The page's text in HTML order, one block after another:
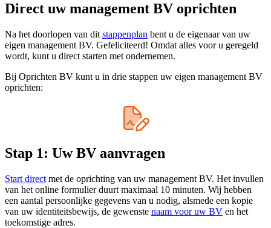
Direct uw management BV oprichten
Na het doorlopen van dit stappenplan bent u de eigenaar van uw
eigen management BV. Gefeliciteerd! Omdat alles voor u geregeld
wordt, kunt u direct starten met ondernemen.
Bij Oprichten BV kunt u in drie stappen uw eigen management BV
oprichten:
Stap 1: Uw BV aanvragen
Start direct met de oprichting van uw management BV. Het invullen
van het online formulier duurt maximaal 10 minuten. Wij hebben
een aantal persoonlijke gegevens van u nodig, alsmede een kopie
van uw identiteitsbewijs, de gewenste naam voor uw BV en het
toekomstige adres.